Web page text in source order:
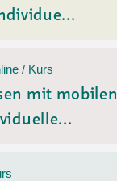
/ Kurs
mit mobilen